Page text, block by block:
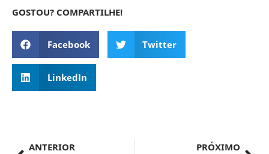
GOSTOU? COMPARTILHE!
Facebook Twitter
LinkedIn
ANTERIOR
PRÓXIMO